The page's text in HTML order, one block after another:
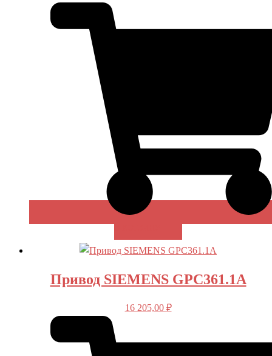
Привод SIEMENS GPC361.1A
16 205,00 ₽